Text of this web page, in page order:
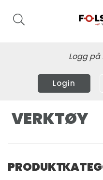
Logg på
Login
VERKTØY
PRODUKT